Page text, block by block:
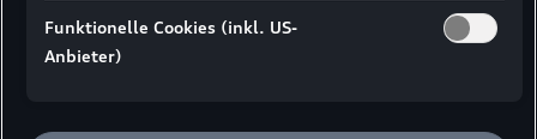
Marderabwehrsystem
kann nicht ausgeschlossen werden, dass Google Ireland
personenbezogene Daten an Google LLC in den USA
weitergibt. In den USA besteht kein der EU gleichwertiges
Funktionelle Cookies (inkl. US-
Anbieter)